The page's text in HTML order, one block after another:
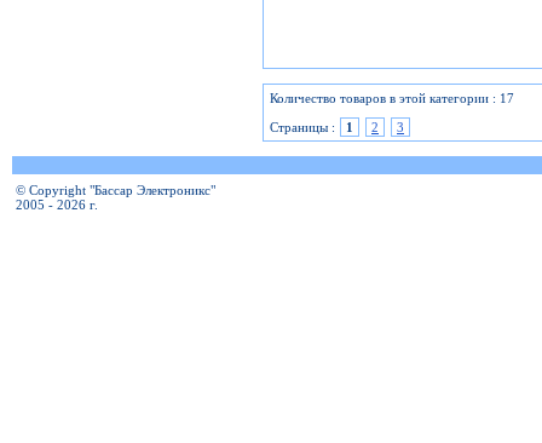
Количество товаров в этой категории : 17
Страницы :
1 2 3
© Copyright "Бассар Электроникс"
2005 - 2026 г.